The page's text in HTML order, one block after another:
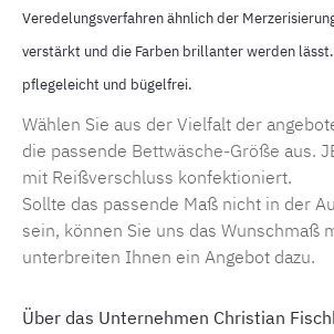
Veredelungsverfahren ähnlich der
verstärkt und die Farben brillanter werden
pflegeleicht und bügelfrei.
Wählen Sie aus der Vielfalt der
die passende Bettwäsche-Größe aus.
mit Reißverschluss konfektioniert.
Sollte das passende Maß nicht in der
sein, können Sie uns das Wunschmaß
unterbreiten Ihnen ein Angebot dazu.
Über das Unternehmen Christian